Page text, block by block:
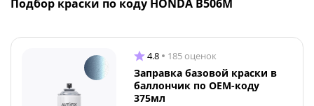
Подбор краски по коду HONDA B506M
4.8 185 оценок
Заправка базовой краски в
баллончик по OEM-коду
375мл